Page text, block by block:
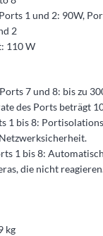
1 und 2: 90W,
2
110 W
7 und 8: bis zu
des Ports beträgt
1 bis 8:
1 bis 8:
die nicht
kg